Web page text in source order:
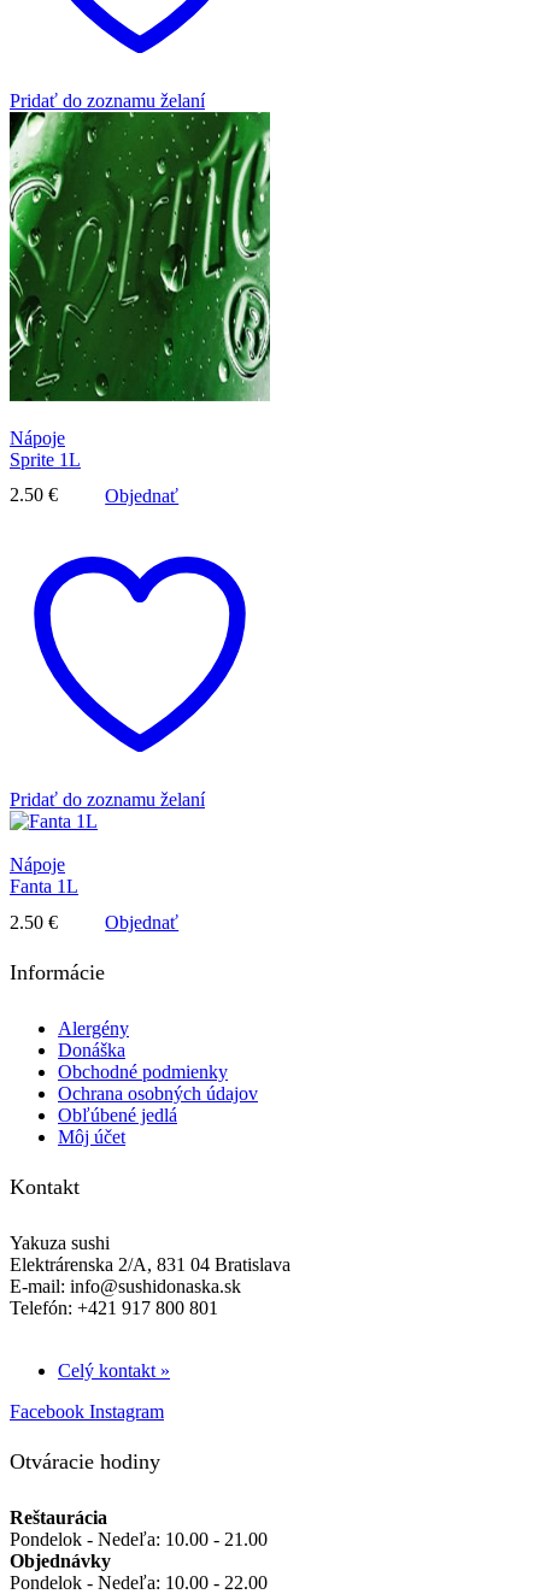
Pridať do zoznamu želaní
Nápoje
Sprite 1L
2.50 € Objednať
Pridať do zoznamu želaní
Nápoje
Fanta 1L
2.50 € Objednať
Informácie
Alergény
Donáška
Obchodné podmienky
Ochrana osobných údajov
Obľúbené jedlá
Môj účet
Kontakt
Yakuza sushi
Elektrárenska 2/A, 831 04 Bratislava
E-mail: info@sushidonaska.sk
Telefón: +421 917 800 801
Celý kontakt »
Facebook Instagram
Otváracie hodiny
Reštaurácia
Pondelok - Nedeľa: 10.00 - 21.00
Objednávky
Pondelok - Nedeľa: 10.00 - 22.00